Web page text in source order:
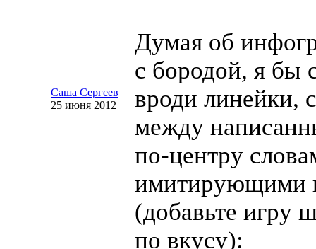
Саша Сергеев
25 июня 2012
Думая об
с бородой, я бы
вроди линейки,
между
по-центру
имитирующими
(добавьте игру
по вкусу):